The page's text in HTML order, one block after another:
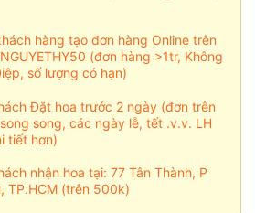
hàng tạo đơn hàng Online trên
(đơn hàng >1tr, Không
số lượng có hạn)
Đặt hoa trước 2 ngày (đơn trên
song, các ngày lễ, tết .v.v. LH
tiết hơn)
nhận hoa tại: 77 Tân Thành, P
TP.HCM (trên 500k)